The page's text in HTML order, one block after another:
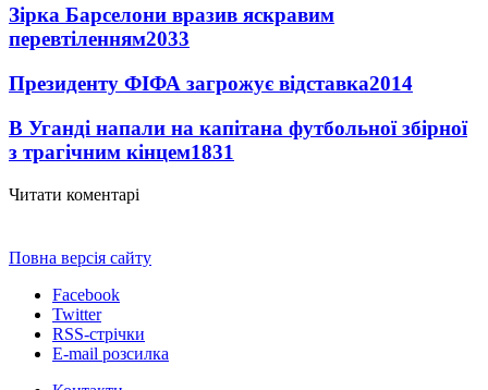
Зірка Барселони вразив яскравим
перевтіленням2033
Президенту ФІФА загрожує відставка2014
В Уганді напали на капітана футбольної збірної
з трагічним кінцем1831
Читати коментарі
Повна версія сайту
Facebook
Twitter
RSS-стрічки
E-mail розсилка